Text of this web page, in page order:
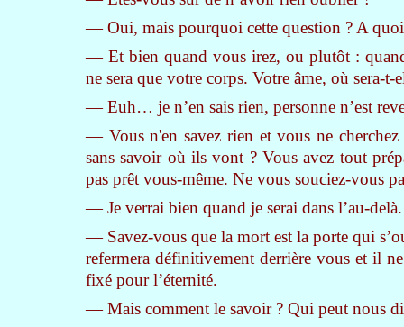
— Oui, mais pourquoi cette question ? A quoi
— Et bien quand vous irez, ou plutôt :
ne sera que votre corps. Votre âme, où sera-t-
— Euh… je n’en sais rien, personne n’est
— Vous n'en savez rien et vous ne
sans savoir où ils vont ? Vous avez tout
pas prêt vous-même. Ne vous souciez-vous
— Je verrai bien quand je serai dans l’au-delà.
— Savez-vous que la mort est la porte qui
refermera définitivement derrière vous et il
fixé pour l’éternité.
— Mais comment le savoir ? Qui peut nous